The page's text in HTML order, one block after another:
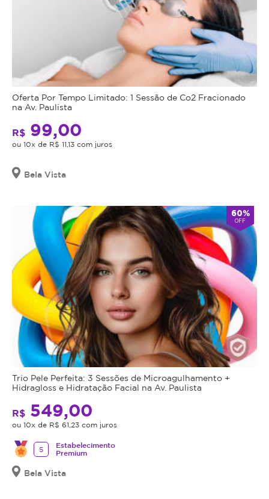
Oferta Por Tempo Limitado: 1 Sessão de Co2 Fracionado
na Av. Paulista
R$ 99,00
ou 10x de R$ 11,13 com juros
Bela Vista
60%
OFF
Trio Pele Perfeita: 3 Sessões de Microagulhamento +
Hidragloss e Hidratação Facial na Av. Paulista
R$ 549,00
ou 10x de R$ 61,23 com juros
5
Estabelecimento
Premium
Bela Vista